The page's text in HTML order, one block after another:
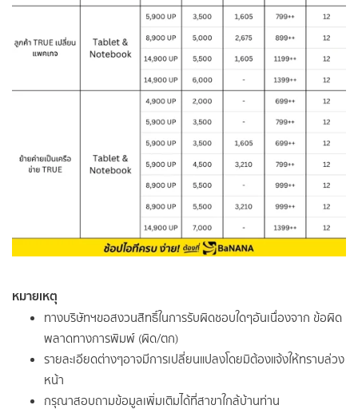
หมายเหตุ
ทางบริษัทฯขอสงวนสิทธิ์ในการรับผิดชอบใดๆอันเนื่องจาก ข้อผิด
พลาดทางการพิมพ์ (ผิด/ตก)
รายละเอียดต่างๆอาจมีการเปลี่ยนแปลงโดยมิต้องแจ้งให้ทราบล่วง
หน้า
กรุณาสอบถามข้อมูลเพิ่มเติมได้ที่สาขาใกล้บ้านท่าน